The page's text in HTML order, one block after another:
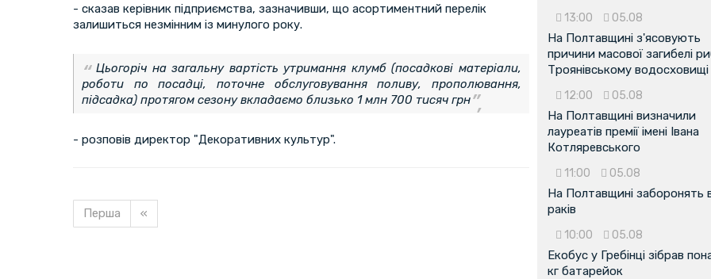
- сказав керівник підприємства, зазначивши, що асортиментний перелік
залишиться незмінним із минулого року.
Цьогоріч на загальну вартість утримання клумб (посадкові матеріали,
роботи по посадці, поточне обслуговування поливу, прополювання,
підсадка) протягом сезону вкладаємо близько 1 млн 700 тисяч грн
- розповів директор "Декоративних культур".
Перша «
13:00 05.08
На Полтавщині з'ясовують
причини масової загибелі
Троянівському водосховищі
12:00 05.08
На Полтавщині визначили
лауреатів премії імені Івана
Котляревського
11:00 05.08
На Полтавщині заборонять
раків
10:00 05.08
Екобус у Гребінці зібрав
кг батарейок